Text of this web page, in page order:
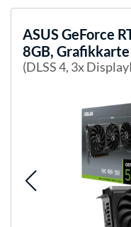
ASUS GeForce
8GB, Grafikkarte
(DLSS 4, 3x